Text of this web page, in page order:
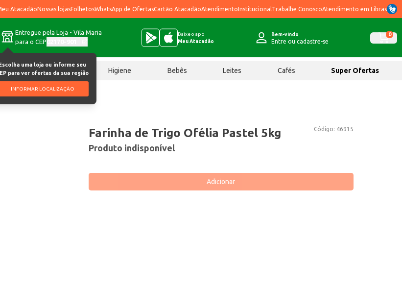
AtacadãoNossas lojasFolhetosWhatsApp de OfertasCartão AtacadãoAtendimentoInstitucional Trabalhe ConoscoAtendimento em Libras
Entregue pela Loja - Vila Maria
para o CEP
uma loja ou informe seu
para ver ofertas da sua região
INFORMAR LOCALIZAÇÃO
Baixe o app
Meu Atacadão
Bem-vindo
Entre ou cadastre-se
0
Chocolates Higiene Bebês Leites Cafés Super Ofertas
5kg
Código: 46915
Farinha de Trigo Ofélia Pastel 5kg
Produto indisponível
Adicionar